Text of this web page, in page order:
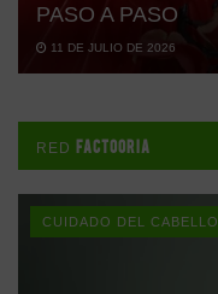
PASO A PASO
11 DE JULIO DE 2026
RED FACTOORIA
CUIDADO DEL CABELLO